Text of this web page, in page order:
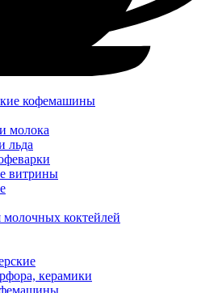
кофемашины
молока
льда
витрины
коктейлей
керамики